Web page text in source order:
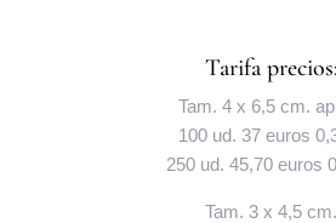
Tarifa precios:
Tam. 4 x 6,5 cm.
100 ud. 37 euros
250 ud. 45,70 euros
Tam. 3 x 4,5 cm.